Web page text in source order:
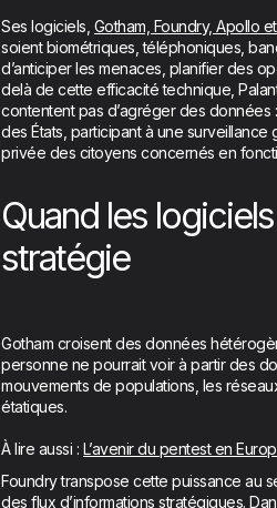
Ses logiciels, Gotham, Foundry, Apollo et
soient biométriques, téléphoniques,
d’anticiper les menaces, planifier des
delà de cette efficacité technique,
contentent pas d’agréger des données
des États, participant à une
privée des citoyens concernés en
Quand les
stratégie
Gotham croisent des données
personne ne pourrait voir à partir des
mouvements de populations, les
étatiques.
À lire aussi : L’avenir du pentest en
Foundry transpose cette puissance au
des flux d’informations stratégiques.